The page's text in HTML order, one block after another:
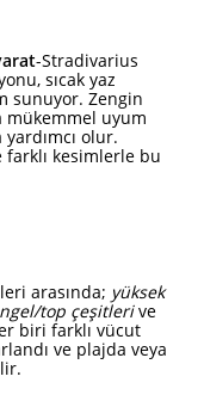
-Stradivarius
sıcak yaz
sunuyor. Zengin
mükemmel uyum
olur.
farklı kesimlerle bu
arasında; yüksek
top çeşitlerive
biri farklı vücut
ve plajda veya